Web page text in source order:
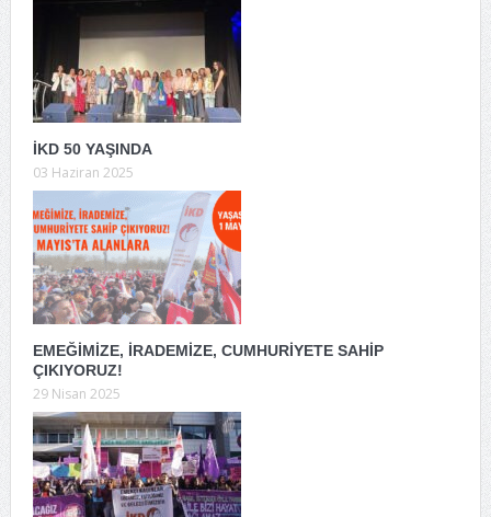
İKD 50 YAŞINDA
03 Haziran 2025
EMEĞİMİZE, İRADEMİZE, CUMHURİYETE SAHİP
ÇIKIYORUZ!
29 Nisan 2025